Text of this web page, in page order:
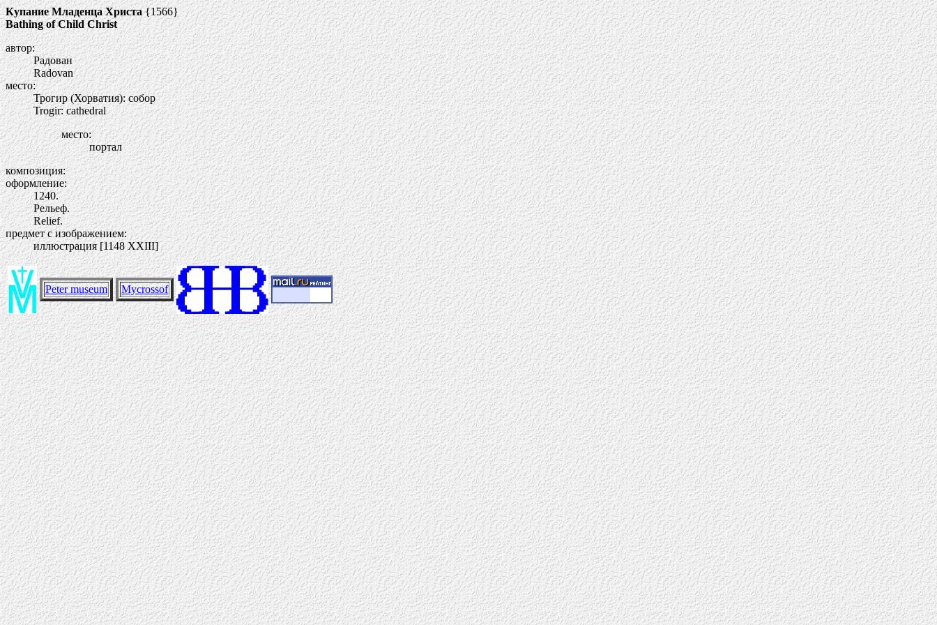
Купание Младенца Христа{1566}
Bathing of Child Christ
автор:
Радован
Radovan
место:
Трогир (Хорватия): собор
Trogir: cathedral
место:
портал
композиция:
оформление:
1240.
Рельеф.
Relief.
предмет с изображением:
иллюстрация [1148 ХХIII]
Peter museum Mycrossof